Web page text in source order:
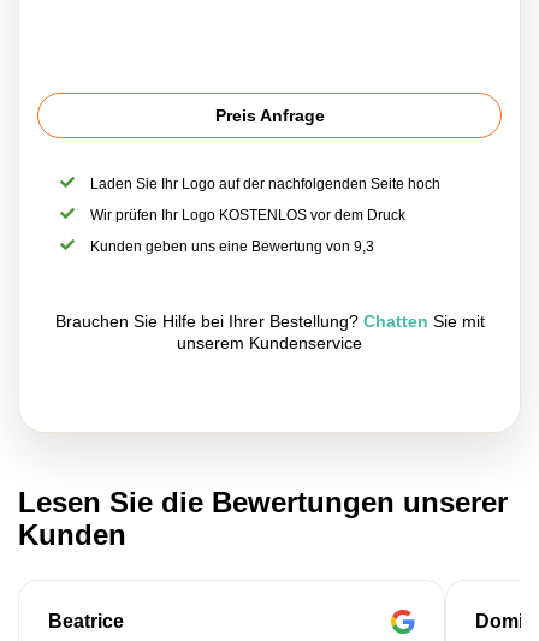
Preis Anfrage
Laden Sie Ihr Logo auf der nachfolgenden Seite hoch
Wir prüfen Ihr Logo KOSTENLOS vor dem Druck
Kunden geben uns eine Bewertung von 9,3
Brauchen Sie Hilfe bei Ihrer Bestellung? Chatten Sie mit
unserem Kundenservice
Lesen Sie die Bewertungen unserer
Kunden
Beatrice